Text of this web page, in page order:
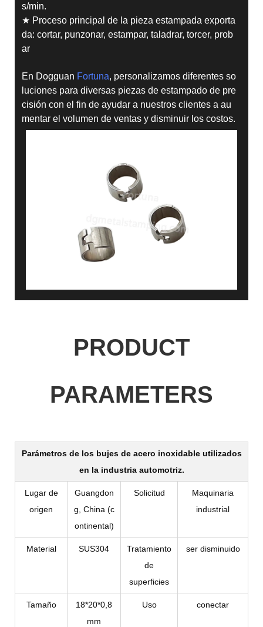
s/min.
★ Proceso principal de la pieza estampada exporta
da: cortar, punzonar, estampar, taladrar, torcer, prob
ar
En Dogguan Fortuna, personalizamos diferentes so
luciones para diversas piezas de estampado de pre
cisión con el fin de ayudar a nuestros clientes a au
mentar el volumen de ventas y disminuir los costos.
PRODUCT
PARAMETERS
Parámetros de los bujes de acero inoxidable utilizados
en la industria automotriz.
Lugar de
origen
Guangdon
g, China (c
ontinental)
Solicitud
Maquinaria
industrial
Material SUS304
Tratamiento
de
superficies
ser disminuido
Tamaño
18*20*0,8
mm
Uso conectar